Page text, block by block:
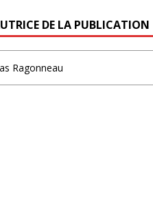
DE LA PUBLICATION
Ragonneau